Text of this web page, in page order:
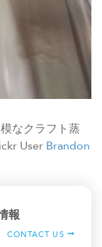
なクラフト蒸
User Brandon
報
CONTACT US